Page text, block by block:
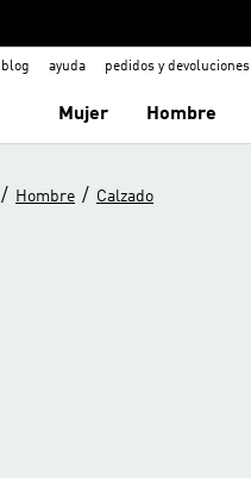
blog ayuda pedidos y devoluciones
Mujer Hombre
/ Hombre / Calzado